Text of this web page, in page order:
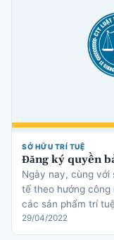
SỞ HỮU TRÍ TUỆ
Đăng ký quyền
Ngày nay, cùng với
tế theo hướng công
các sản phẩm trí
29/04/2022